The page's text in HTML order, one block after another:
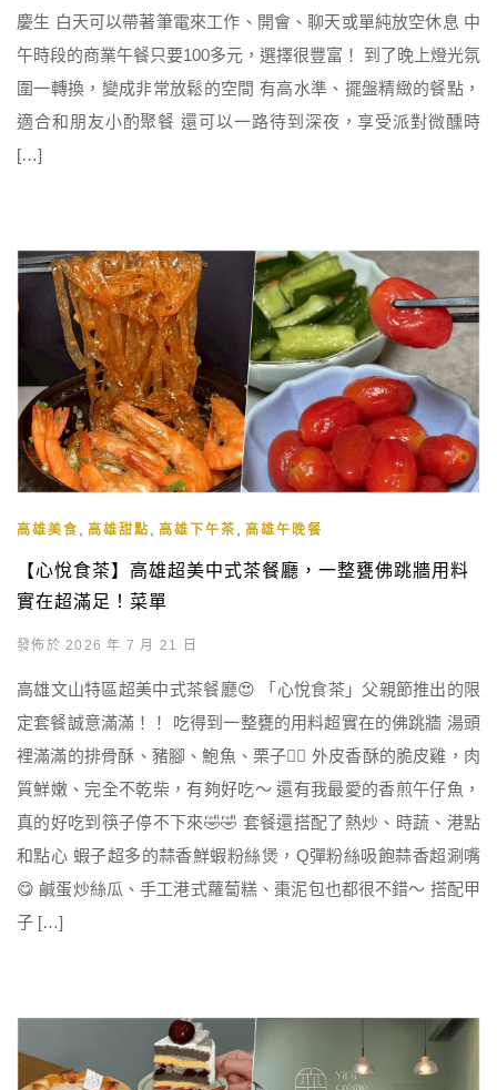
慶生 白天可以帶著筆電來工作、開會、聊天或單純放空休息 中
午時段的商業午餐只要100多元，選擇很豐富！ 到了晚上燈光氛
圍一轉換，變成非常放鬆的空間 有高水準、擺盤精緻的餐點，
適合和朋友小酌聚餐 還可以一路待到深夜，享受派對微醺時
[…]
高雄美食 高雄甜點 高雄下午茶 高雄午晚餐
【心悅食茶】高雄超美中式茶餐廳，一整甕佛跳牆用料
實在超滿足！菜單
發佈於 2026 年 7 月 21 日
高雄文山特區超美中式茶餐廳😍 「心悅食茶」父親節推出的限
定套餐誠意滿滿！！ 吃得到一整甕的用料超實在的佛跳牆 湯頭
裡滿滿的排骨酥、豬腳、鮑魚、栗子👍🏻 外皮香酥的脆皮雞，肉
質鮮嫩、完全不乾柴，有夠好吃～ 還有我最愛的香煎午仔魚，
真的好吃到筷子停不下來🤣🤣 套餐還搭配了熱炒、時蔬、港點
和點心 蝦子超多的蒜香鮮蝦粉絲煲，Q彈粉絲吸飽蒜香超涮嘴
😋 鹹蛋炒絲瓜、手工港式蘿蔔糕、棗泥包也都很不錯～ 搭配甲
子 […]